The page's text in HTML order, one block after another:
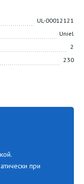
UL-00012121
Uniel
2
230
при